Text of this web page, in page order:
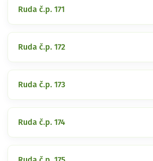
Ruda č.p. 171
Ruda č.p. 172
Ruda č.p. 173
Ruda č.p. 174